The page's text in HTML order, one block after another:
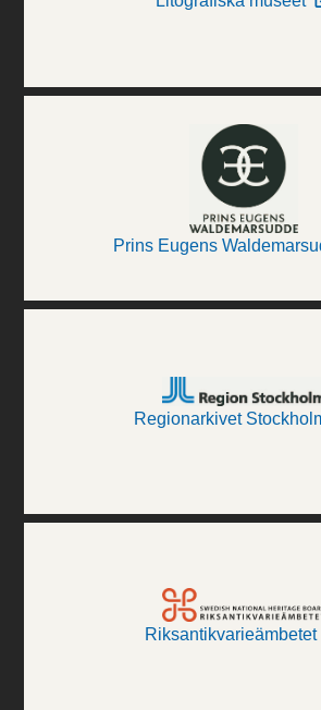
Prins Eugens
Regionarkivet
Riksantikvarieämbetet